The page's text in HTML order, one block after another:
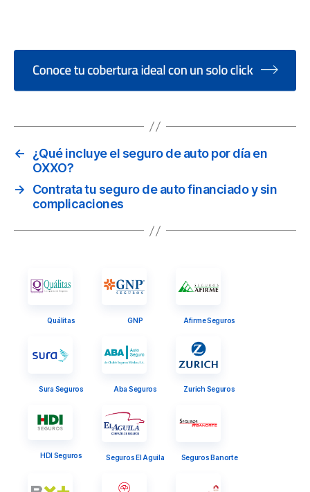
←
¿Qué incluye el seguro de auto por día en
OXXO?
→
Contrata tu seguro de auto financiado y sin
complicaciones
Quálitas GNP Afirme Seguros
Sura Seguros Aba Seguros Zurich Seguros
HDI Seguros Seguros El Aguila Seguros Banorte